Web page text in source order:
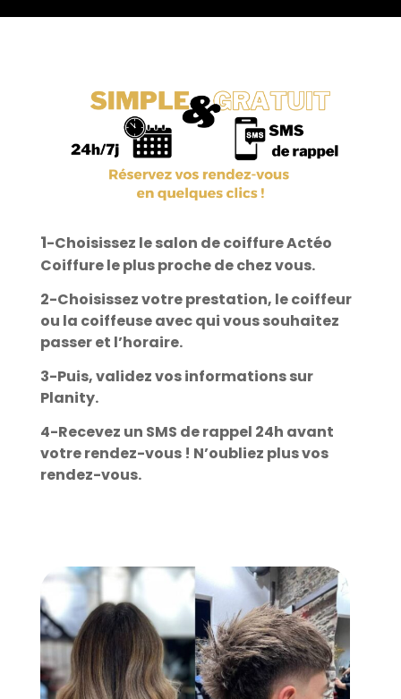
1-Choisissez le salon de coiffure Actéo
Coiffure le plus proche de chez vous.
2-Choisissez votre prestation, le coiffeur
ou la coiffeuse avec qui vous souhaitez
passer et l’horaire.
3-Puis, validez vos informations sur
Planity.
4-Recevez un SMS de rappel 24h avant
votre rendez-vous ! N’oubliez plus vos
rendez-vous.